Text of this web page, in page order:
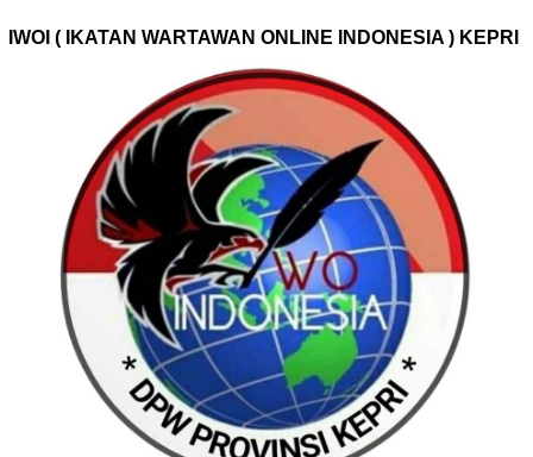
IWOI ( IKATAN WARTAWAN ONLINE INDONESIA ) KEPRI